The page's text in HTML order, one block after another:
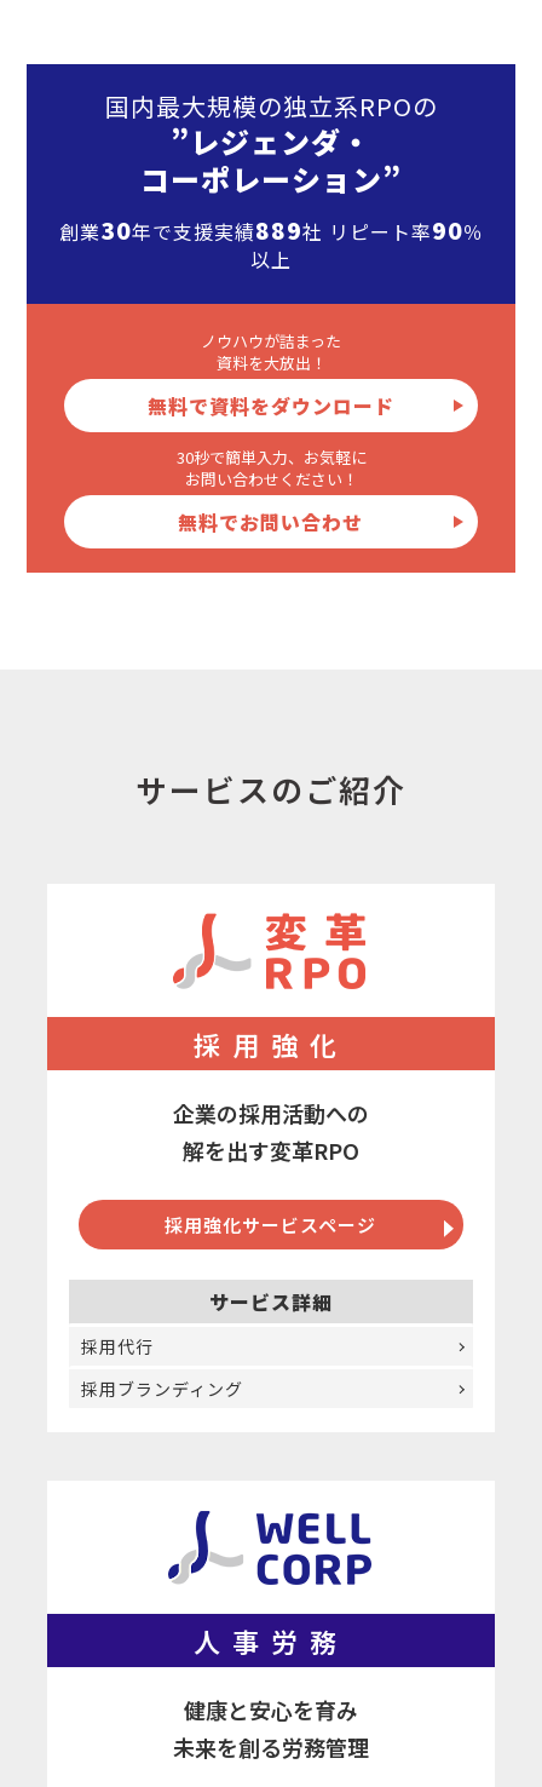
国内最大規模の独立系RPOの
”レジェンダ・
コーポレーション”
創業30年で支援実績889社 リピート率90％
以上
ノウハウが詰まった
資料を大放出！
無料で資料をダウンロード
30秒で簡単入力、お気軽に
お問い合わせください！
無料でお問い合わせ
サービスのご紹介
採用強化
企業の採用活動への
解を出す変革RPO
採用強化サービスページ
サービス詳細
採用代行
採用ブランディング
人事労務
健康と安心を育み
未来を創る労務管理